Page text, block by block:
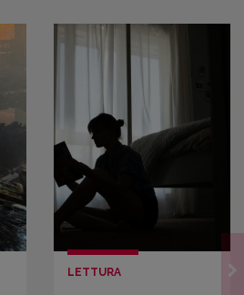
LETTURA